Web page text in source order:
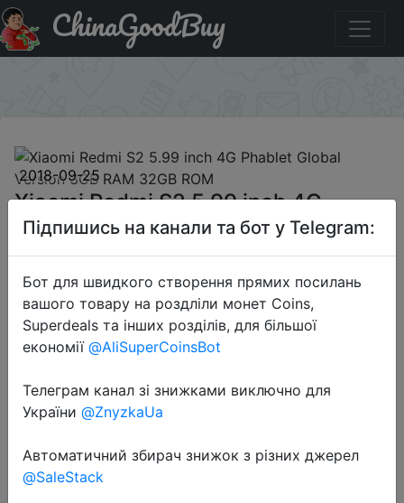
Купити на розпродажі Xiaomi Redmi S2 5.99 inch 4G
Phablet Global Version 3GB RAM 32GB ROM
ChinaGoodBuy
2018-09-25
Xiaomi Redmi S2 5.99 inch 4G
Phablet Global Version 3GB RAM
32GB ROM
$119.99
Email Price
Підпишись на канали та бот у Telegram:
Бот для швидкого створення прямих посилань
вашого товару на роздліли монет Coins,
Superdeals та інших розділів, для більшої
економії @AliSuperCoinsBot
Телеграм канал зі знижками виключно для
України @ZnyzkaUa
Автоматичний збирач знижок з різних джерел
@SaleStack